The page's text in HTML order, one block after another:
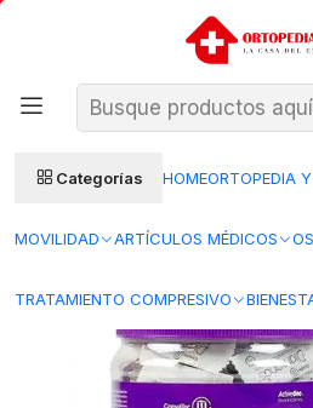
Categorías HOMEORTOPEDIA
MOVILIDAD ARTÍCULOS MÉDICOS
TRATAMIENTO COMPRESIVO
SANTIAGO: ENTREGA AL DÍA HÁBIL
REGIONES 48–72 HORAS HÁBILES
Ostomia Accesorios para
Diamonds ™ Sobres de Gelificación y